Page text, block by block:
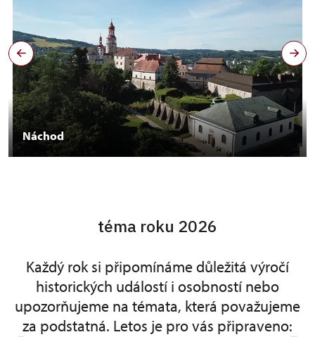
Náchod
téma roku 2026
Každý rok si připomínáme důležitá výročí
historických událostí i osobností nebo
upozorňujeme na témata, která považujeme
za podstatná. Letos je pro vás připraveno: